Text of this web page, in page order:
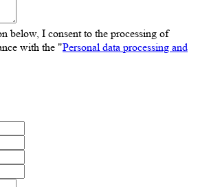
below, I consent to the processing of
with the "Personal data processing and